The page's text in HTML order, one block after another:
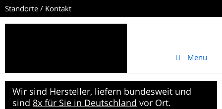
Standorte / Kontakt
Menu
Wir sind Hersteller, liefern bundesweit und
sind 8x für Sie in Deutschland vor Ort.